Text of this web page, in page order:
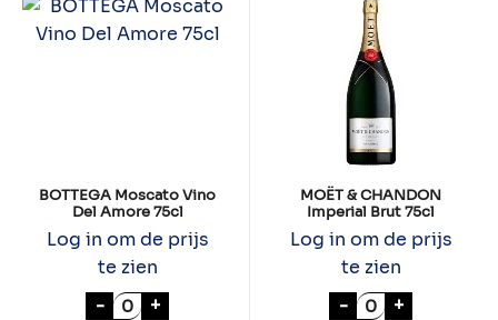
BOTTEGA Moscato Vino
Del Amore 75cl
Log in om de prijs
te zien
- BOTTEGA Moscato Vino Del Amore 75cl
+
MOËT & CHANDON
Imperial Brut 75cl
Log in om de prijs
te zien
- MOËT &
+